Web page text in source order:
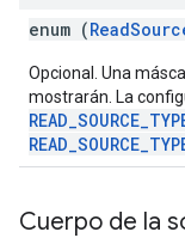
enum (
Opcional. Una
mostrarán. La
Cuerpo de la